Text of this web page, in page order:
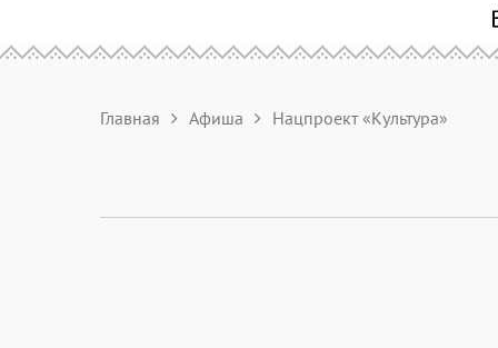
Главная Афиша Нацпроект «Культура»